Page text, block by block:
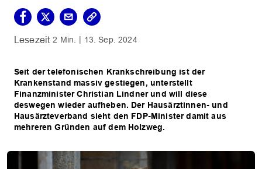
2 Min. 13. Sep. 2024
Seit der telefonischen Krankschreibung ist der
Krankenstand massiv gestiegen, unterstellt
Finanzminister Christian Lindner und will diese
deswegen wieder aufheben. Der Hausärztinnen- und
Hausärzteverband sieht den FDP-Minister damit aus
mehreren Gründen auf dem Holzweg.